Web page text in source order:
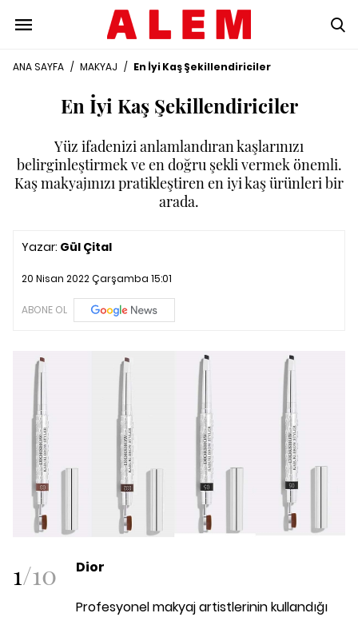
ANA SAYFA / MAKYAJ / En İyi Kaş Şekillendiriciler
En İyi Kaş Şekillendiriciler
Yüz ifadenizi anlamlandıran kaşlarınızı
belirginleştirmek ve en doğru şekli vermek önemli.
Kaş makyajınızı pratikleştiren en iyi kaş ürünleri bir
arada.
Yazar: Gül Çital
20 Nisan 2022 Çarşamba 15:01
ABONE OL
1/10 Dior
Profesyonel makyaj artistlerinin kullandığı